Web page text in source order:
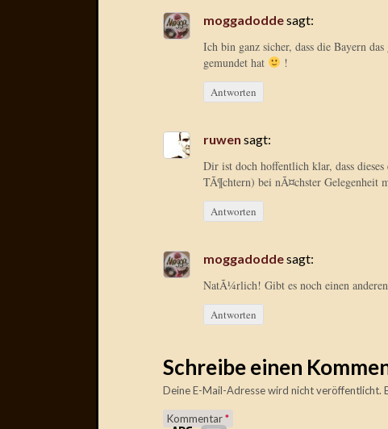
moggadoddesagt:
Ich bin ganz sicher, dass die Bayern
gemundet hat
!
Antworten
ruwen sagt:
Dir ist doch hoffentlich klar, dass
TÃ¶chtern) bei nÃ¤chster
Antworten
moggadoddesagt:
NatÃ¼rlich! Gibt es noch einen
Antworten
Schreibe einen
Deine E-Mail-Adresse wird nicht veröffentlicht.
Kommentar*